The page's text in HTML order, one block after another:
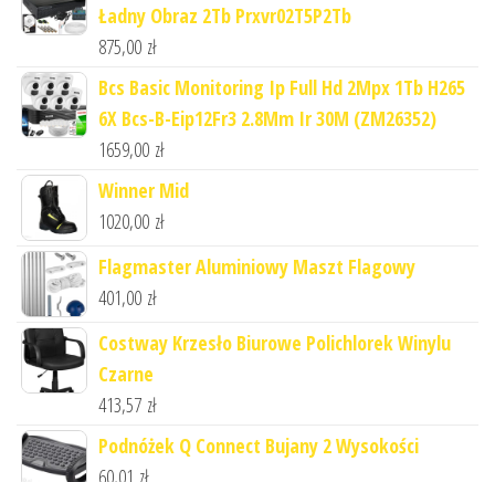
Ładny Obraz 2Tb Prxvr02T5P2Tb
875,00 zł
Bcs Basic Monitoring Ip Full Hd 2Mpx 1Tb H265
6X Bcs-B-Eip12Fr3 2.8Mm Ir 30M (ZM26352)
1659,00 zł
Winner Mid
1020,00 zł
Flagmaster Aluminiowy Maszt Flagowy
401,00 zł
Costway Krzesło Biurowe Polichlorek Winylu
Czarne
413,57 zł
Podnóżek Q Connect Bujany 2 Wysokości
60,01 zł